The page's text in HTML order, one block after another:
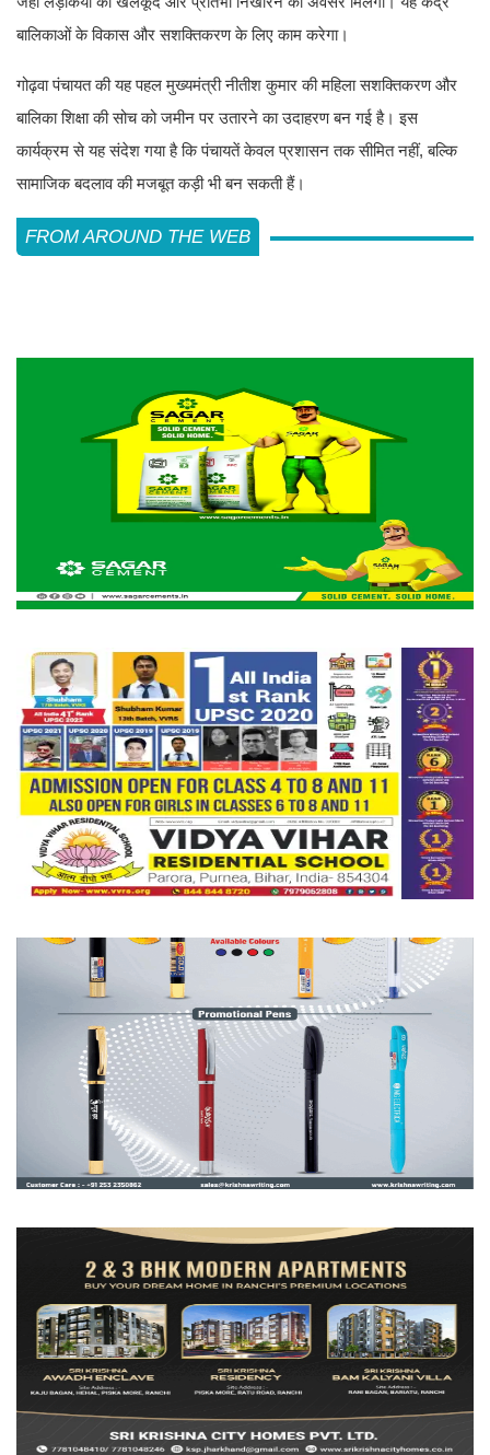
बालिकाओं के विकास और सशक्तिकरण के लिए काम करेगा।
गोढ़वा पंचायत की यह पहल मुख्यमंत्री नीतीश कुमार की महिला सशक्तिकरण और
बालिका शिक्षा की सोच को जमीन पर उतारने का उदाहरण बन गई है। इस
कार्यक्रम से यह संदेश गया है कि पंचायतें केवल प्रशासन तक सीमित नहीं, बल्कि
सामाजिक बदलाव की मजबूत कड़ी भी बन सकती हैं।
FROM AROUND THE WEB